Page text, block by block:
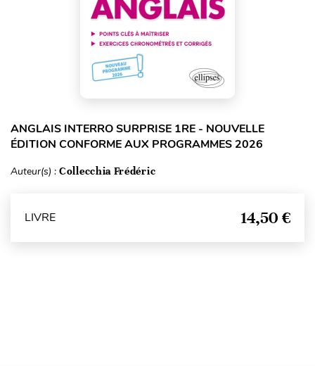
ANGLAIS INTERRO SURPRISE 1RE - NOUVELLE
ÉDITION CONFORME AUX PROGRAMMES 2026
Auteur(s) : Collecchia Frédéric
LIVRE 14,50 €